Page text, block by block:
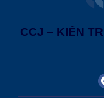
CCJ – KIẾN